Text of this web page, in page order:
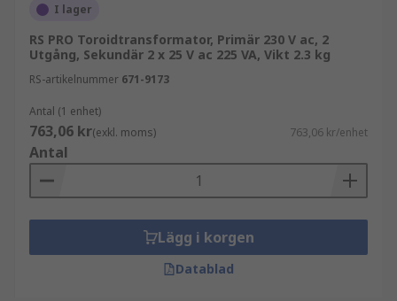
De har ett lågt läckfält.
De är tystare att köra än
standardtransformatorer och skapar mindre
brummande ljud.
De erbjuder utmärkt valuta för pengarna.
Toroidala kärnor kräver mindre energi för
att upprätthålla ett magnetfält och
använder därför mindre ström.
I lager
RS PRO Toroidtransformator, Primär 230 V ac, 2
Utgång, Sekundär 2 x 25 V ac 225 VA, Vikt 2.3 kg
RS-artikelnummer 671-9173
Antal (1 enhet)
763,06 kr(exkl. moms) 763,06 kr/enhet
Antal
Lägg i korgen
Datablad